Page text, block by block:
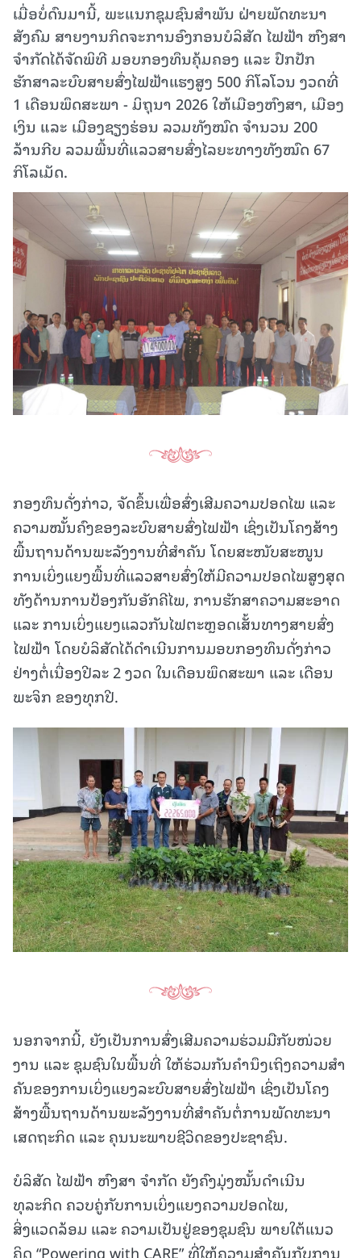
ເມື່ອ​ບໍ່​ດົນ​ມາ​ນີ້, ພະແນກຊຸມຊົນສໍາພັນ ຝ່າຍພັດທະນາ
ສັງຄົມ ສາຍງານກິດຈະການອົງກອນບໍລິສັດ ໄຟຟ້າ ຫົງສາ
ຈໍາກັດໄດ້ຈັດພິທີ ມອບກອງທຶນຄຸ້ມຄອງ ແລະ ປົກປັກ
ຮັກສາລະບົບສາຍສົ່ງໄຟຟ້າແຮງສູງ 500 ກິໂລໂວນ ງວດທີ່
1 ເດືອນພຶດສະພາ - ມິຖຸນາ 2026 ໃຫ້ເມືອງຫົງສາ, ເມືອງ
ເງິນ ແລະ ເມືອງຊຽງຮ່ອນ ລວມທັງໝົດ ຈໍານວນ 200
ລ້ານກີບ ລວມພື້ນທີ່ແລວສາຍສົ່ງໄລຍະທາງທັງໝົດ 67
ກິໂລເມັດ.
ກອງທຶນດັ່ງກ່າວ, ຈັດຂຶ້ນເພື່ອສົ່ງເສີມຄວາມປອດໄພ ແລະ
ຄວາມໝັ້ນຄົງຂອງລະບົບສາຍສົ່ງໄຟຟ້າ ເຊິ່ງເປັນໂຄງສ້າງ
ພື້ນຖານດ້ານພະລັງງານທີ່ສໍາຄັນ ໂດຍສະໜັບສະໜູນ
ການເບິ່ງແຍງພື້ນທີ່ແລວສາຍສົ່ງໃຫ້ມີຄວາມປອດໄພສູງສຸດ
ທັງດ້ານການປ້ອງກັນອັກຄີໄພ, ການຮັກສາຄວາມສະອາດ
ແລະ ການເບິ່ງແຍງແລວກັນໄຟຕະຫຼອດເສັ້ນທາງສາຍສົ່ງ
ໄຟຟ້າ ໂດຍບໍລິສັດໄດ້ດໍາເນີນການມອບກອງທຶນດັ່ງກ່າວ
ຢ່າງຕໍ່ເນື່ອງປີລະ 2 ງວດ ໃນເດືອນພຶດສະພາ ແລະ ເດືອນ
ພະຈິກ ຂອງທຸກປີ.
ນອກຈາກນີ້, ຍັງເປັນການສົ່ງເສີມຄວາມຮ່ວມມືກັບໜ່ວຍ
ງານ ແລະ ຊຸມຊົນໃນພື້ນທີ່ ໃຫ້ຮ່ວມກັນຄໍານຶງເຖິງຄວາມສໍາ
ຄັນຂອງການເບິ່ງແຍງລະບົບສາຍສົ່ງໄຟຟ້າ ເຊິ່ງເປັນໂຄງ
ສ້າງພື້ນຖານດ້ານພະລັງງານທີ່ສໍາຄັນຕໍ່ການພັດທະນາ
ເສດຖະກິດ ແລະ ຄຸນນະພາບຊີວິດຂອງປະຊາຊົນ.
ບໍລິສັດ ໄຟຟ້າ ຫົງສາ ຈໍາກັດ ຍັງຄົງມຸ່ງໝັ້ນດໍາເນີນ
ທຸລະກິດ ຄວບຄູ່ກັບການເບິ່ງແຍງຄວາມປອດໄພ,
ສິ່ງແວດລ້ອມ ແລະ ຄວາມເປັນຢູ່ຂອງຊຸມຊົນ ພາຍໃຕ້ແນວ
ຄິດ “Powering with CARE” ທີ່ໃຫ້ຄວາມສໍາຄັນກັບການ